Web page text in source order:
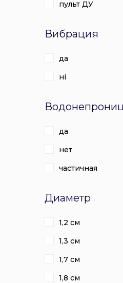
пульт ДУ
Вибрация
да
ні
да
нет
частичная
Диаметр
1,2 см
1,3 см
1,7 см
1,8 см